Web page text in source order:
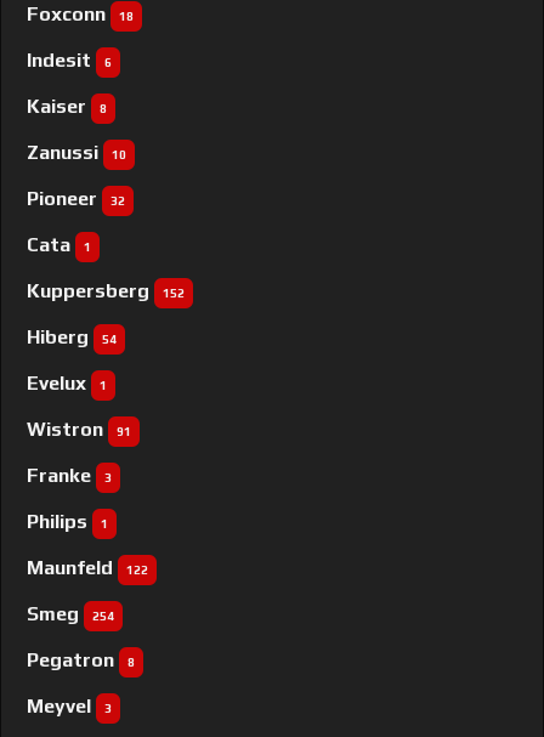
Foxconn 18
Indesit 6
Kaiser 8
Zanussi 10
Pioneer 32
Cata 1
Kuppersberg 152
Hiberg 54
Evelux 1
Wistron 91
Franke 3
Philips 1
Maunfeld 122
Smeg 254
Pegatron 8
Meyvel 3